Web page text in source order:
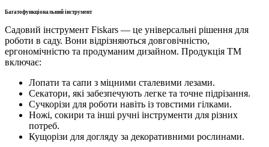
Багатофункціональний інструмент
Садовий інструмент Fiskars — це універсальні рішення для
роботи в саду. Вони відрізняються довговічністю,
ергономічністю та продуманим дизайном. Продукція ТМ
включає:
Лопати та сапи з міцними сталевими лезами.
Секатори, які забезпечують легке та точне підрізання.
Сучкорізи для роботи навіть із товстими гілками.
Ножі, сокири та інші ручні інструменти для різних
потреб.
Кущорізи для догляду за декоративними рослинами.